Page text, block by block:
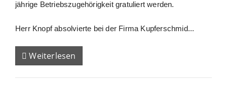
jährige Betriebszugehörigkeit gratuliert werden.
Herr Knopf absolvierte bei der Firma Kupferschmid...
Weiterlesen